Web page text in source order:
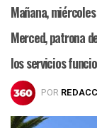
Mañana,
Merced, patrona
los servicios
POR